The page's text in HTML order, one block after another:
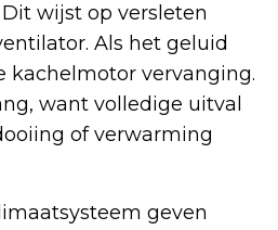
wijst op versleten
Als het geluid
kachelmotor vervanging.
want volledige uitval
of verwarming
geven